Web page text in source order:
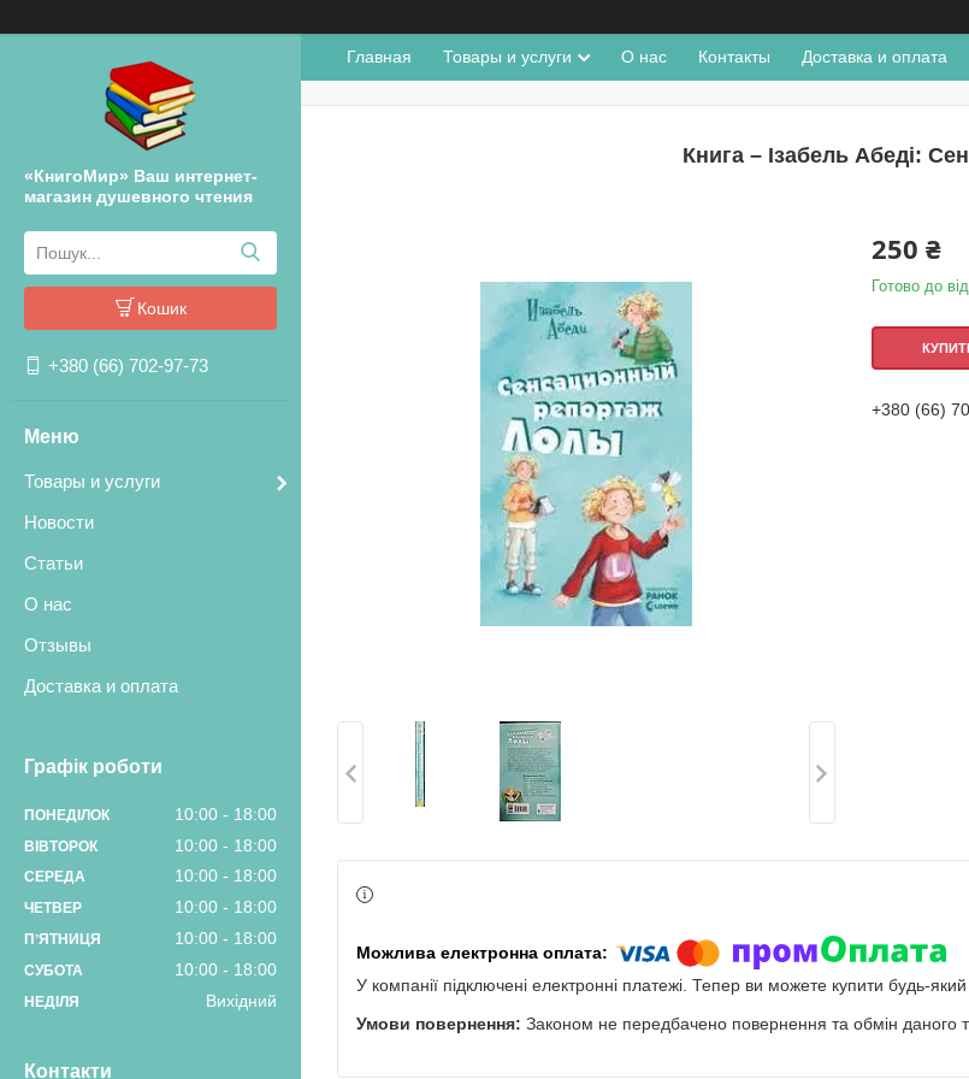
«КнигоМир» Ваш интернет-
магазин душевного чтения
Кошик
+380 (66) 702-97-73
Товары и услуги
Новости
Статьи
О нас
Отзывы
Доставка и оплата
Графік роботи
ПОНЕДІЛОК 10:00 18:00
ВІВТОРОК 10:00 18:00
СЕРЕДА 10:00 18:00
ЧЕТВЕР 10:00 18:00
ПʼЯТНИЦЯ 10:00 18:00
СУБОТА 10:00 18:00
НЕДІЛЯ Вихідний
Контакти
Главная Товары и услуги О нас Контакты Доставка и оплата
Книга – Ізабель Абеді:
250 ₴
Готово до
+380 (66)
У компанії підключені електронні платежі. Тепер ви можете купити будь-
Законом не передбачено повернення та обмін даного